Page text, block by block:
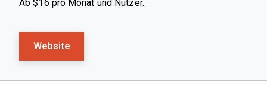
Ab $16 pro Monat und Nutzer.
Website